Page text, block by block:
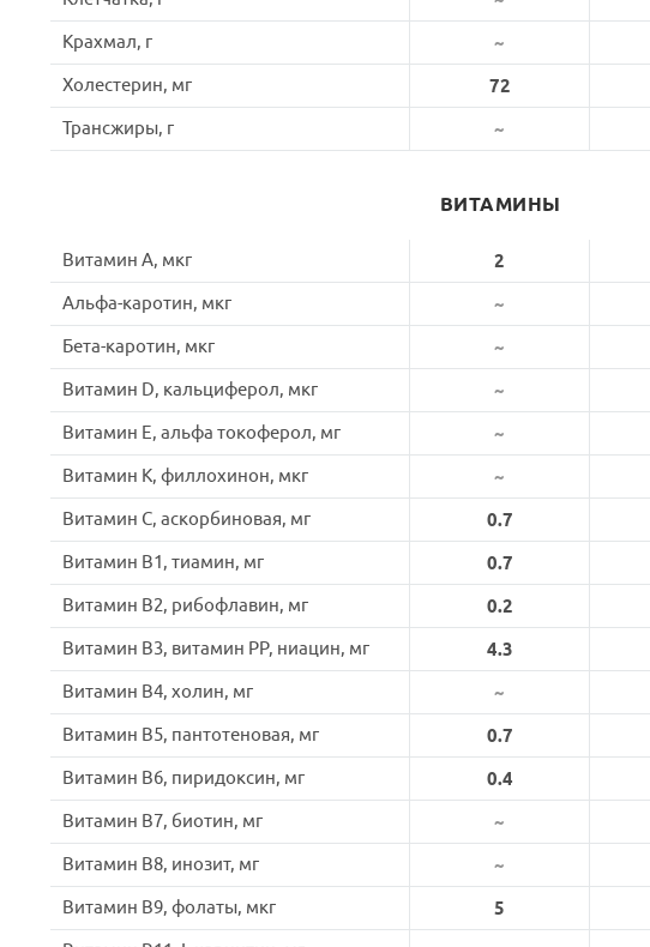
Крахмал, г
~
Холестерин, мг
72
Трансжиры, г
~
ВИТАМИНЫ
Витамин A, мкг 2
Альфа-каротин, мкг
~
Бета-каротин, мкг
~
Витамин D, кальциферол, мкг
~
Витамин E, альфа токоферол, мг
~
Витамин K, филлохинон, мкг
~
Витамин C, аскорбиновая, мг
0.7
Витамин B1, тиамин, мг
0.7
Витамин B2, рибофлавин, мг
0.2
Витамин B3, витамин PP, ниацин, мг
4.3
Витамин B4, холин, мг
~
Витамин B5, пантотеновая, мг
0.7
Витамин B6, пиридоксин, мг
0.4
Витамин B7, биотин, мг
~
Витамин B8, инозит, мг
~
Витамин B9, фолаты, мкг
5